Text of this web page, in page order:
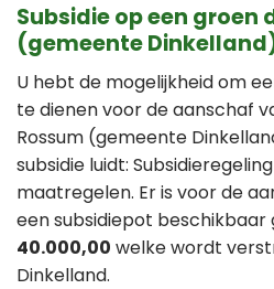
Subsidie op een groen
(gemeente
U hebt de mogelijkheid om
te dienen voor de aanschaf
Rossum (gemeente
subsidie luidt:
maatregelen. Er is voor de
een subsidiepot beschikbaar
40.000,00 welke wordt
Dinkelland.